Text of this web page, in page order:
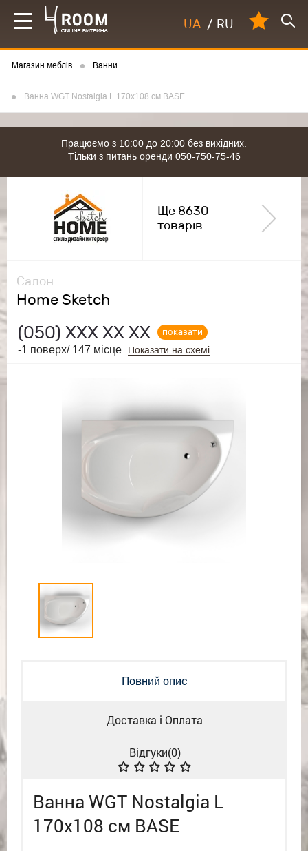
UA / RU
Магазин меблів Ванни
Ванна WGT Nostalgia L 170x108 cм BASE
Працюємо з 10:00 до 20:00 без вихідних.
Тільки з питань оренди 050-750-75-46
Салон
Home Sketch
(050) ХХХ ХХ ХХ
показати
-1 поверх/ 147 місце
Показати на схемі
Ще 8630
товарів
Повний опис
Доставка і Оплата
Відгуки(0)
Ванна WGT Nostalgia L
170x108 cм BASE